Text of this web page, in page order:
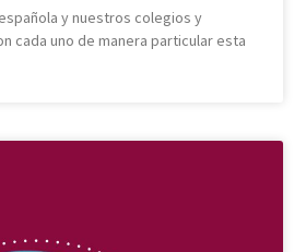
y nuestros colegios y
cada uno de manera particular esta